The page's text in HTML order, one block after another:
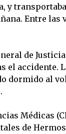
y
Entre
de
el accidente.
dormido al
Médicas
de